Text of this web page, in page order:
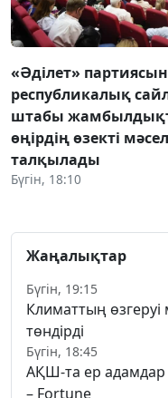
«Әділет»
республикалық
штабы
өңірдің өзекті
талқылады
Бүгін, 18:10
Жаңалықтар
Бүгін, 19:15
Климаттың өзгеруі
төндірді
Бүгін, 18:45
АҚШ-та ер адамдар
– Fortune